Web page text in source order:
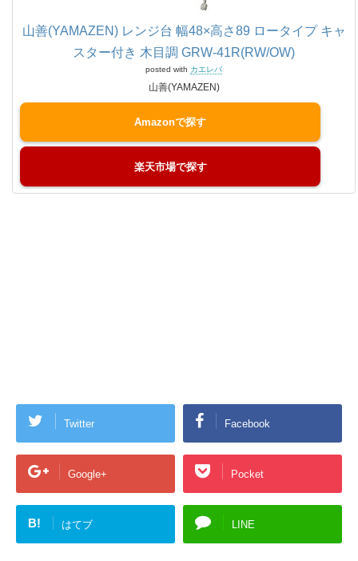
山善(YAMAZEN) レンジ台 幅48×高さ89 ロータイプ キャ
スター付き 木目調 GRW-41R(RW/OW)
posted with カエレバ
山善(YAMAZEN)
Amazon
楽天市場
Twitter Facebook
Google+ Pocket
B! はてブ LINE